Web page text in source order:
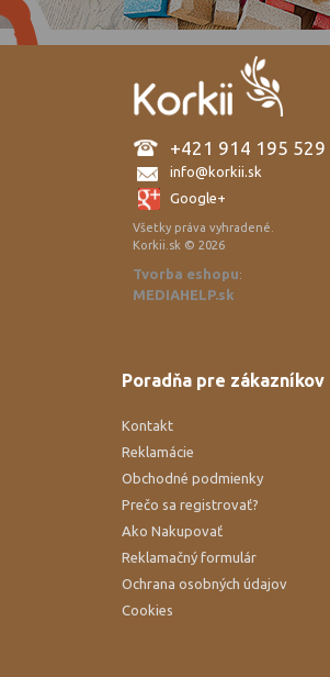
+421 914 195 529
info@korkii.sk
Google+
Všetky práva vyhradené.
Korkii.sk © 2026
Tvorba eshopu:
MEDIAHELP.sk
Poradňa pre zákazníkov
Kontakt
Reklamácie
Obchodné podmienky
Prečo sa registrovať?
Ako Nakupovať
Reklamačný formulár
Ochrana osobných údajov
Cookies